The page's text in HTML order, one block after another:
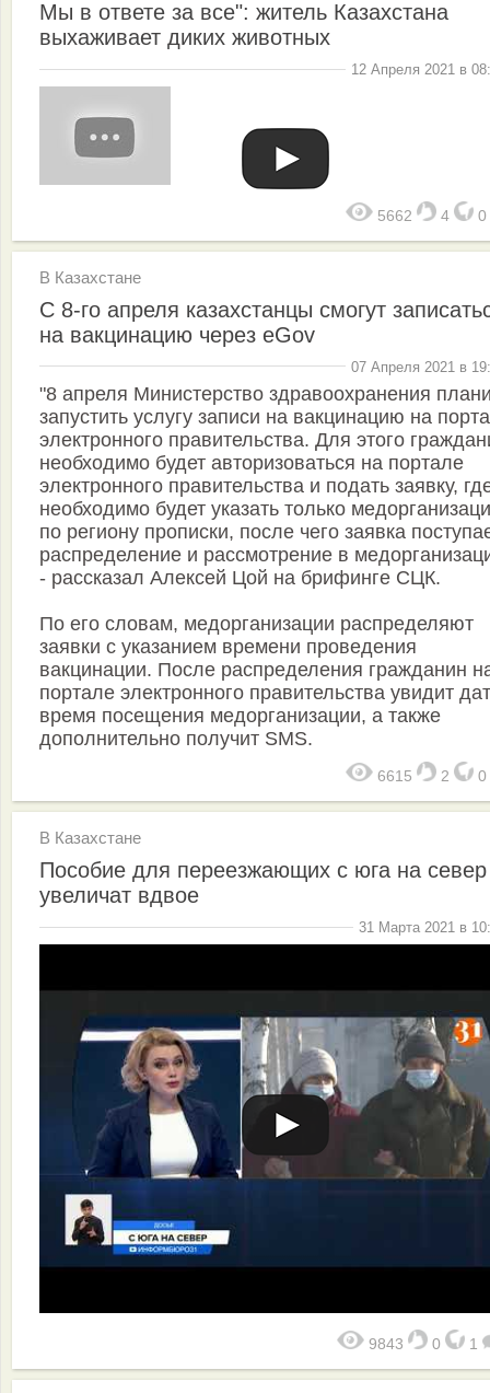
Мы в ответе за все": житель Казахстана
выхаживает диких животных
12 Апреля 2021 в
5662 4 0
В Казахстане
С 8-го апреля казахстанцы смогут
на вакцинацию через eGov
07 Апреля 2021 в
"8 апреля Министерство здравоохранения
запустить услугу записи на вакцинацию на
электронного правительства. Для этого
необходимо будет авторизоваться на портале
электронного правительства и подать заявку,
необходимо будет указать только
по региону прописки, после чего заявка
распределение и рассмотрение в
- рассказал Алексей Цой на брифинге СЦК.
По его словам, медорганизации распределяют
заявки с указанием времени проведения
вакцинации. После распределения гражданин
портале электронного правительства увидит
время посещения медорганизации, а также
дополнительно получит SMS.
6615 2 0
В Казахстане
Пособие для переезжающих с юга на север
увеличат вдвое
31 Марта 2021 в
9843 0 1